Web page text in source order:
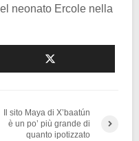
neonato Ercole nella
Il sito Maya di X’baatún
è un po’ più grande di
quanto ipotizzato